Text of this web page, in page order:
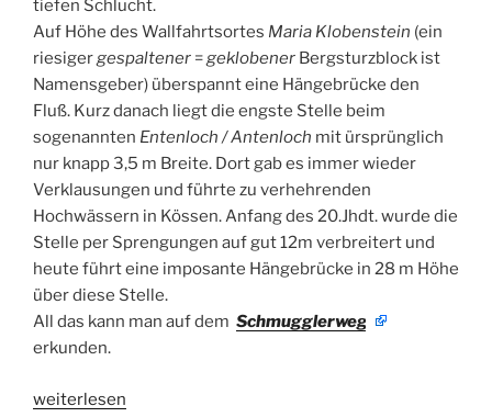
tiefen Schlucht.
Auf Höhe des Wallfahrtsortes Maria Klobenstein (ein
riesigergespaltener =geklobener Bergsturzblock ist
Namensgeber) überspannt eine Hängebrücke den
Fluß. Kurz danach liegt die engste Stelle beim
sogenannten Entenloch / Antenloch mit ürsprünglich
nur knapp 3,5 m Breite. Dort gab es immer wieder
Verklausungen und führte zu verhehrenden
Hochwässern in Kössen. Anfang des 20.Jhdt. wurde die
Stelle per Sprengungen auf gut 12m verbreitert und
heute führt eine imposante Hängebrücke in 28 m Höhe
über diese Stelle.
All das kann man auf dem Schmugglerweg
erkunden.
„Entenlochklamm,
weiterlesen